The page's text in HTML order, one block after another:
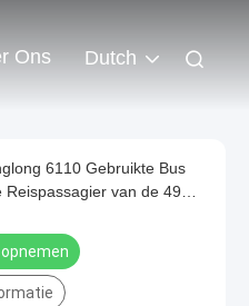
Ons Dutch
6110 Gebruikte Bus
Reispassagier van de 49